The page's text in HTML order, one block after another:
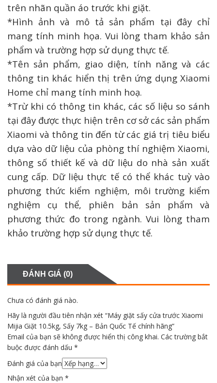
trên nhãn quần áo trước khi giặt.
*Hình ảnh và mô tả sản phẩm tại đây chỉ
mang tính minh họa. Vui lòng tham khảo sản
phẩm và trường hợp sử dụng thực tế.
*Tên sản phẩm, giao diện, tính năng và các
thông tin khác hiển thị trên ứng dụng Xiaomi
Home chỉ mang tính minh hoạ.
*Trừ khi có thông tin khác, các số liệu so sánh
tại đây được thực hiện trên cơ sở các sản phẩm
Xiaomi và thông tin đến từ các giá trị tiêu biểu
dựa vào dữ liệu của phòng thí nghiệm Xiaomi,
thông số thiết kế và dữ liệu do nhà sản xuất
cung cấp. Dữ liệu thực tế có thể khác tuỳ vào
phương thức kiểm nghiệm, môi trường kiểm
nghiệm cụ thể, phiên bản sản phẩm và
phương thức đo trong ngành. Vui lòng tham
khảo trường hợp sử dụng thực tế.
ĐÁNH GIÁ (0)
Chưa có đánh giá nào.
Hãy là người đầu tiên nhận xét “Máy giặt sấy cửa trước Xiaomi
Mijia Giặt 10.5kg, Sấy 7kg – Bản Quốc Tế chính hãng”
Email của bạn sẽ không được hiển thị công khai. Các trường bắt
buộc được đánh dấu *
Đánh giá của bạn
Nhận xét của bạn *